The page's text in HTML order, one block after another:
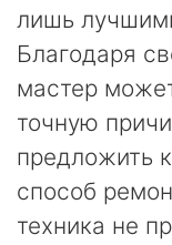
лишь
Благодаря
мастер
точную
предложить
способ
техника не